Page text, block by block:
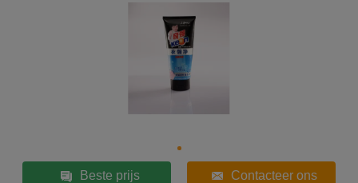
Beste prijs Contacteer ons